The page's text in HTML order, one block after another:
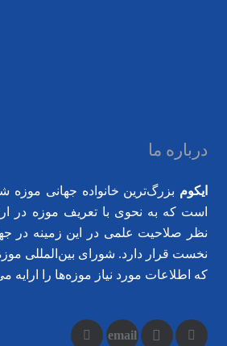
درباره ما
ایکوم بزرگ‌ترین خانواده جهانی موزه
است که به نحوی با تعریف موزه در
نظر صلاحیت علمی در این زمینه در
نخست قرار دارد. شورای بین‌المللی
که اطلاعات مورد نیاز موزه‌ها را ارایه